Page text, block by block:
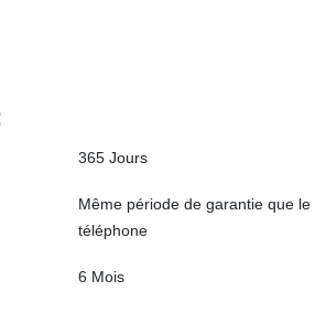
365 Jours
Même période de garantie que le
téléphone
6 Mois